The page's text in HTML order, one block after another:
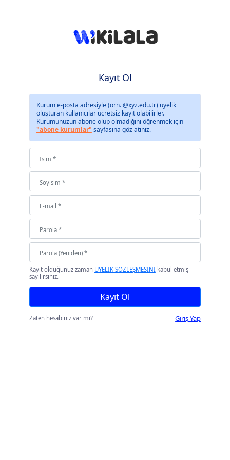
Kayıt Ol
Kurum e-posta adresiyle (örn. @xyz.edu.tr) üyelik
oluşturan kullanıcılar ücretsiz kayıt olabilirler.
Kurumunuzun abone olup olmadığını öğrenmek için
"abone kurumlar" sayfasına göz atınız.
Kayıt olduğunuz zaman ÜYELİK SÖZLEŞMESİNİkabul etmiş
sayılırsınız.
Kayıt Ol
Zaten hesabınız var mı? Giriş Yap